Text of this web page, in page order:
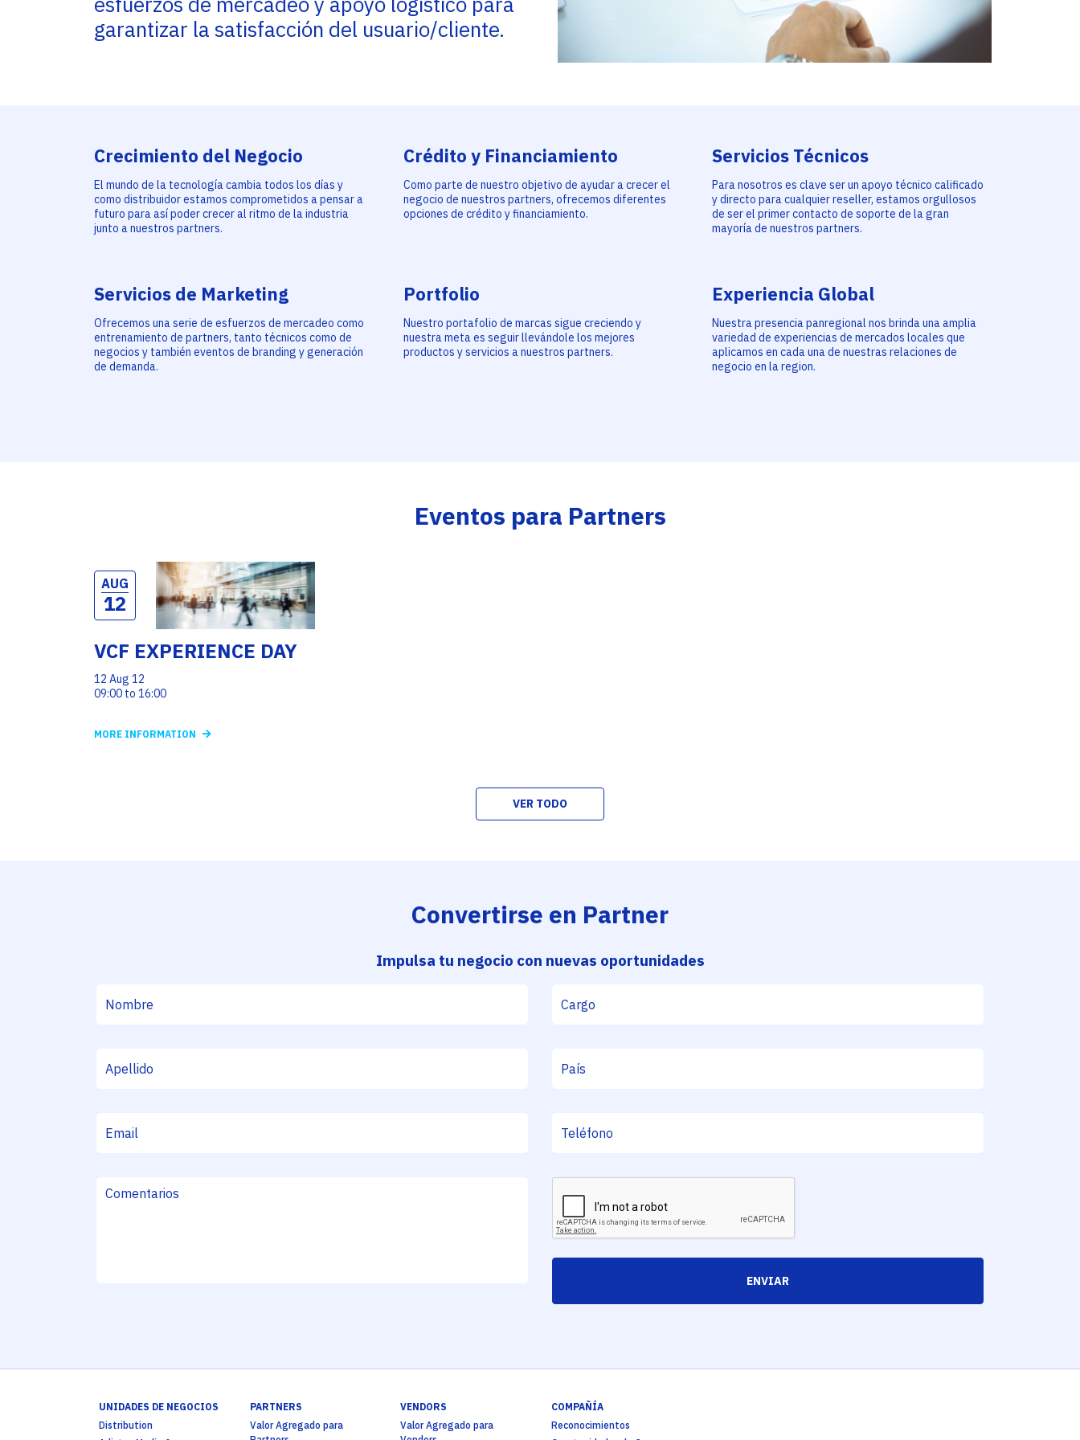
garantizar la satisfacción del usuario/cliente.
Crecimiento del Negocio
El mundo de la tecnología cambia todos los días y
como distribuidor estamos comprometidos a pensar a
futuro para así poder crecer al ritmo de la industria
junto a nuestros partners.
Crédito y Financiamiento
Como parte de nuestro objetivo de ayudar a crecer el
negocio de nuestros partners, ofrecemos diferentes
opciones de crédito y financiamiento.
Servicios Técnicos
Para nosotros es clave ser un apoyo técnico calificado
y directo para cualquier reseller, estamos orgullosos
de ser el primer contacto de soporte de la gran
mayoría de nuestros partners.
Servicios de Marketing
Ofrecemos una serie de esfuerzos de mercadeo como
entrenamiento de partners, tanto técnicos como de
negocios y también eventos de branding y generación
de demanda.
Portfolio
Nuestro portafolio de marcas sigue creciendo y
nuestra meta es seguir llevándole los mejores
productos y servicios a nuestros partners.
Experiencia Global
Nuestra presencia panregional nos brinda una amplia
variedad de experiencias de mercados locales que
aplicamos en cada una de nuestras relaciones de
negocio en la region.
Eventos para Partners
AUG
12
VCF EXPERIENCE DAY
12 Aug 12
09:00 to 16:00
MORE INFORMATION
VER TODO
Convertirse en Partner
Impulsa tu negocio con nuevas oportunidades
ENVIAR
UNIDADES DE NEGOCIOS
Distribution
PARTNERS
Valor Agregado para
VENDORS
Valor Agregado para
COMPAÑÍA
Reconocimientos